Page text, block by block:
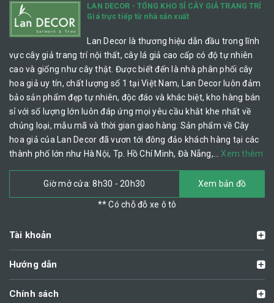
LAN DECOR - TỔNG KHO SỈ CÂY GIẢ TRANG TRÍ
Giá trực tiếp từ nhà sản xuất
Lan Decor là thương hiệu dẫn đầu trong lĩnh
vực cây giả trang trí nội thất, cây lá giả cao cấp có độ tự nhiên
cao và giống như cây thật. Được biết đến là nhà phân phối cây
hoa giả uy tín, chất lượng số 1 tại Việt Nam, Lan Decor luôn đảm
bảo sản phẩm đẹp tự nhiên, độc đáo và khác biệt, kho hàng bán
sỉ với số lượng lớn luôn đáp ứng mọi yêu cầu khắt khe nhất về
chủng loại, mẫu mã và thời gian giao hàng. Sản phẩm về Cây
hoa giả của Lan Decor đã vươn tới đông đảo khách hàng tại các
thành phố lớn như Hà Nội, Tp. Hồ Chí Minh, Đà Nẵng,… Xem thêm
Giờ mở cửa: 8h30 - 20h30 Xem bản đồ
** Có chỗ đỗ xe ô tô
Tài khoản
Hướng dẫn
Chính sách